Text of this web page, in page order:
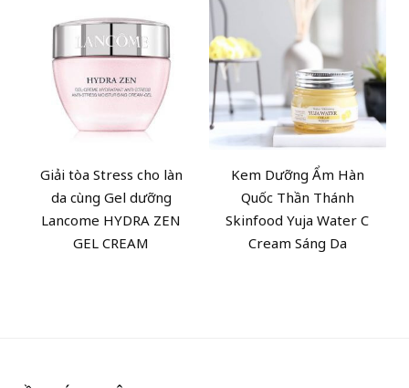
Giải tòa Stress cho làn
da cùng Gel dưỡng
Lancome HYDRA ZEN
GEL CREAM
Kem Dưỡng Ẩm Hàn
Quốc Thần Thánh
Skinfood Yuja Water C
Cream Sáng Da